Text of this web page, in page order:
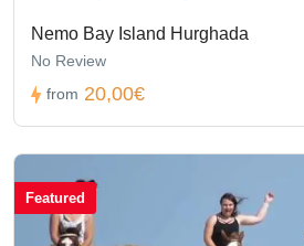
Nemo Bay Island Hurghada
No Review
from 20,00€
Featured